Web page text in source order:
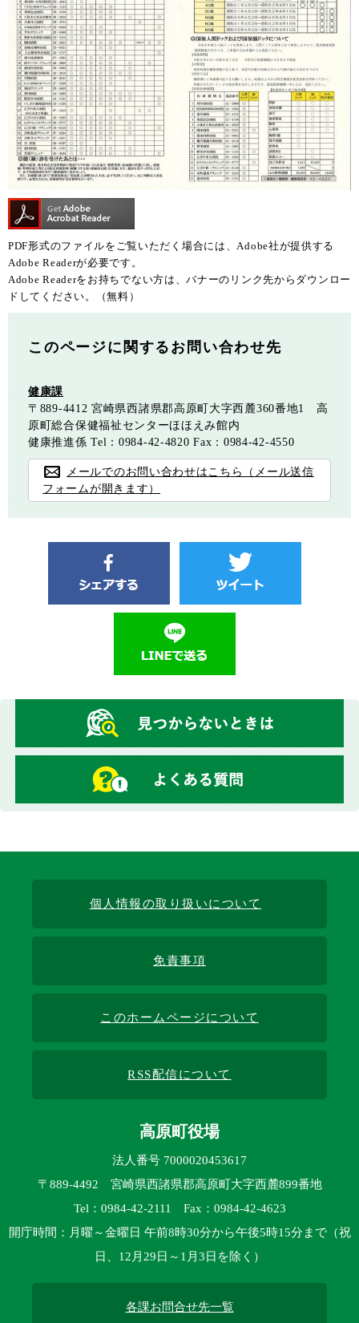
PDF形式のファイルをご覧いただく場合には、Adobe社が提供する
Adobe Readerが必要です。
Adobe Readerをお持ちでない方は、バナーのリンク先からダウンロー
ドしてください。（無料）
このページに関するお問い合わせ先
健康課
〒889-4412 宮崎県西諸県郡高原町大字西麓360番地1 高
原町総合保健福祉センターほほえみ館内
健康推進係 Tel：0984-42-4820 Fax：0984-42-4550
メールでのお問い合わせはこちら（メール送信
フォームが開きます）
個人情報の取り扱いについて
免責事項
このホームページについて
RSS配信について
高原町役場
法人番号 7000020453617
〒889-4492 宮崎県西諸県郡高原町大字西麓899番地
Tel：0984-42-2111 Fax：0984-42-4623
開庁時間：月曜～金曜日 午前8時30分から午後5時15分まで（祝
日、12月29日～1月3日を除く）
各課お問合せ先一覧